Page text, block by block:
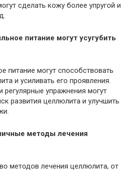
сделать кожу более упругой и
питание могут усугубить
питание могут способствовать
и усиливать его проявления.
регулярные упражнения могут
развития целлюлита и улучшить
методы лечения
методов лечения целлюлита, от